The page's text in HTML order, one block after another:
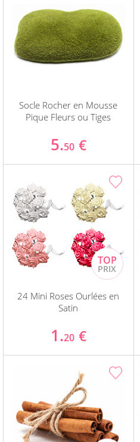
Socle Rocher en Mousse
Pique Fleurs ou Tiges
5.50 €
24 Mini Roses Ourlées en
Satin
1.20 €